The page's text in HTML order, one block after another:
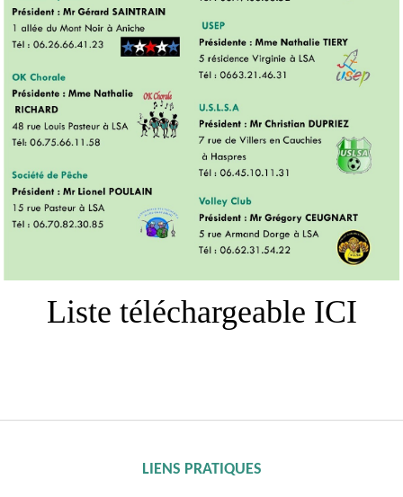
Liste téléchargeable ICI
LIENS PRATIQUES